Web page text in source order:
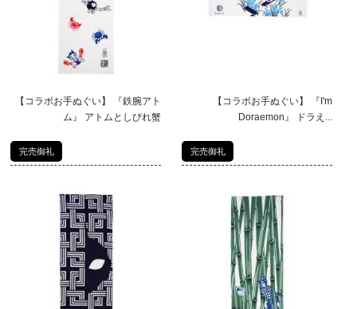
【コラボお手ぬぐい】 『鉄腕アト
ム』 アトムとしびれ蟹
完売御礼
【コラボお手ぬぐい】 『I'm
Doraemon』 ドラえ...
完売御礼